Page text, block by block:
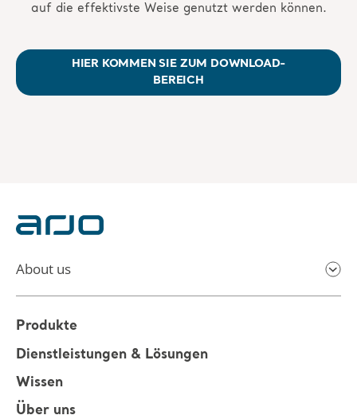
auf die effektivste Weise genutzt werden können.
HIER KOMMEN SIE ZUM DOWNLOAD-
BEREICH
About us
Produkte
Dienstleistungen & Lösungen
Wissen
Über uns